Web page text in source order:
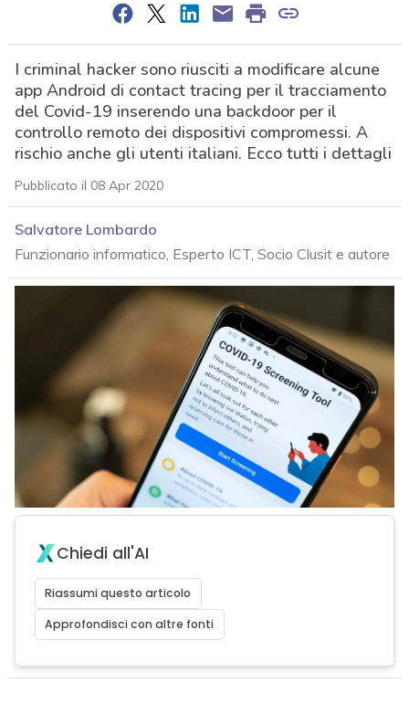
I criminal hacker sono riusciti a modificare alcune
app Android di contact tracing per il tracciamento
del Covid-19 inserendo una backdoor per il
controllo remoto dei dispositivi compromessi. A
rischio anche gli utenti italiani. Ecco tutti i dettagli
Pubblicato il 08 Apr 2020
Salvatore Lombardo
Funzionario informatico, Esperto ICT, Socio Clusit e autore
Chiedi all'AI
Riassumi questo articolo
Approfondisci con altre fonti